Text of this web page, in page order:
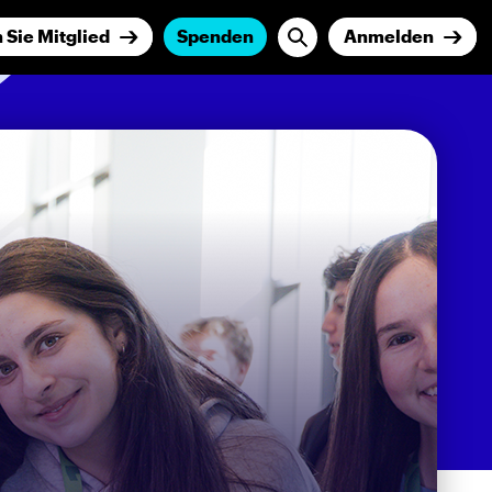
Sie Mitglied Spenden Anmelden